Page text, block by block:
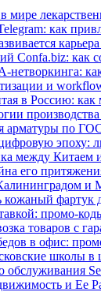
мире
как
Confa.biz: как
нетворкинга:
и
в Россию:
по
эпоху:
между Китаем
его
и
фартук
промо-
товаров с
в офис:
школы в
обслуживания
и Ее